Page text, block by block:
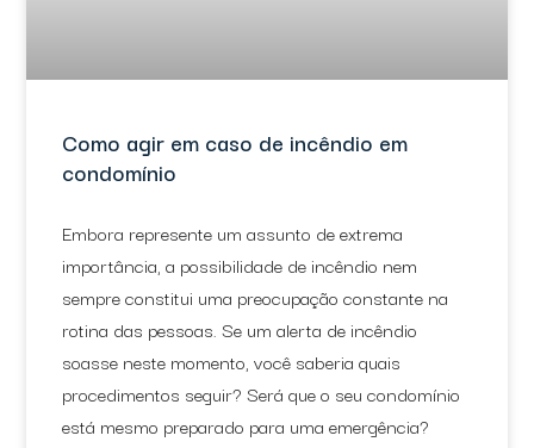
Como agir em caso de incêndio em
condomínio
Embora represente um assunto de extrema
importância, a possibilidade de incêndio nem
sempre constitui uma preocupação constante na
rotina das pessoas. Se um alerta de incêndio
soasse neste momento, você saberia quais
procedimentos seguir? Será que o seu condomínio
está mesmo preparado para uma emergência?